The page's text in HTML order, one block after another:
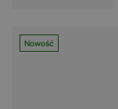
Nowość